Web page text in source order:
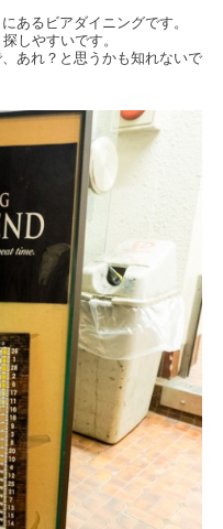
あるビアダイニングです。
しやすいです。
あれ？と思うかも知れないで